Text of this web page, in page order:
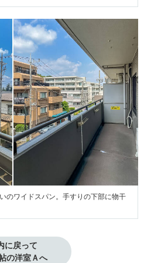
のワイドスパン。手すりの下部に物干
に戻って
の洋室Ａへ